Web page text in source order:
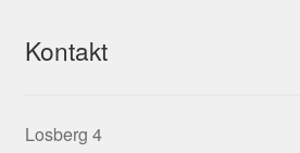
Kontakt
Losberg 4